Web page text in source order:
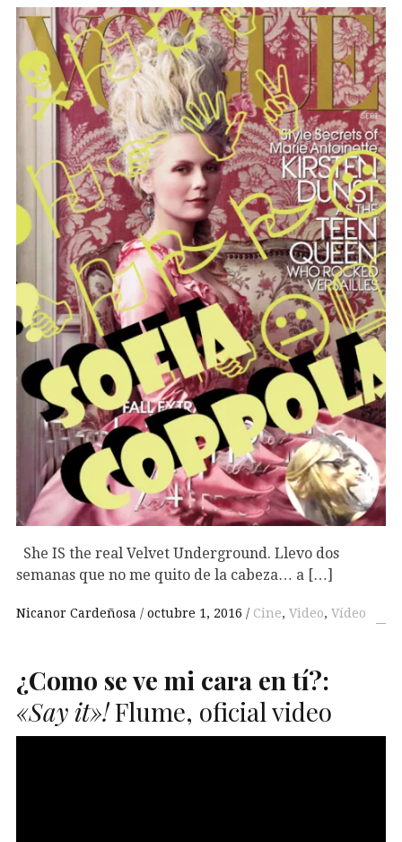
She IS the real Velvet Underground. Llevo dos
semanas que no me quito de la cabeza… a […]
Nicanor Cardeñosa octubre 1, 2016 Cine, Video, Vídeo
¿Como se ve mi cara en tí?:
«Say it»!Flume, oficial video